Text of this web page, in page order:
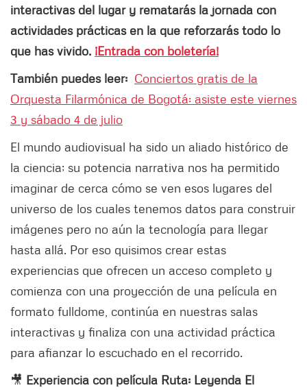
interactivas del lugar y rematarás la jornada con
actividades prácticas en la que reforzarás todo lo
que has vivido. ¡Entrada con boletería!
También puedes leer: Conciertos gratis de la
Orquesta Filarmónica de Bogotá: asiste este viernes
3 y sábado 4 de julio
El mundo audiovisual ha sido un aliado histórico de
la ciencia; su potencia narrativa nos ha permitido
imaginar de cerca cómo se ven esos lugares del
universo de los cuales tenemos datos para construir
imágenes pero no aún la tecnología para llegar
hasta allá. Por eso quisimos crear estas
experiencias que ofrecen un acceso completo y
comienza con una proyección de una película en
formato fulldome, continúa en nuestras salas
interactivas y finaliza con una actividad práctica
para afianzar lo escuchado en el recorrido.
🎥 Experiencia con película Ruta: Leyenda El